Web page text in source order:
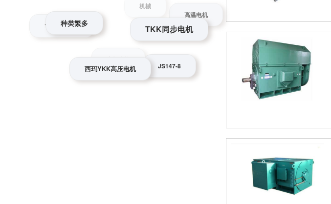
西玛YKK高压电机
YKS4507-10
坐标变换
JS147-8
高温电机